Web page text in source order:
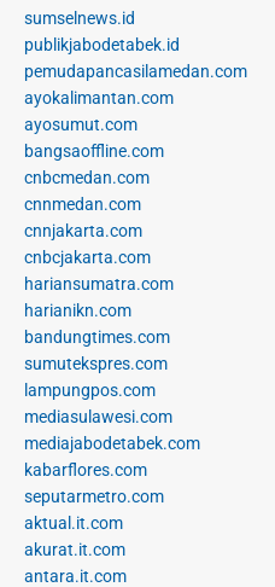
sumselnews.id
publikjabodetabek.id
pemudapancasilamedan.com
ayokalimantan.com
ayosumut.com
bangsaoffline.com
cnbcmedan.com
cnnmedan.com
cnnjakarta.com
cnbcjakarta.com
hariansumatra.com
harianikn.com
bandungtimes.com
sumutekspres.com
lampungpos.com
mediasulawesi.com
mediajabodetabek.com
kabarflores.com
seputarmetro.com
aktual.it.com
akurat.it.com
antara.it.com